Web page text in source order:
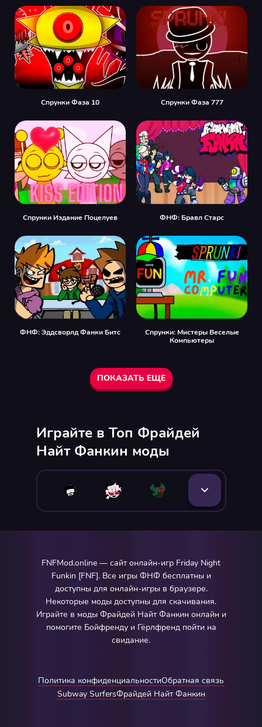
Спрунки Фаза 10 Спрунки Фаза 777
Спрунки Издание Поцелуев ФНФ: Бравл Старс
ФНФ: Эддсворлд Фанки Битс
Спрунки: Мистеры Веселые
Компьютеры
ПОКАЗАТЬ ЕЩЕ
Играйте в Топ Фрайдей
Найт Фанкин моды
FNFMod.online — сайт онлайн-игр Friday Night
Funkin [FNF]. Все игры ФНФ бесплатны и
доступны для онлайн-игры в браузере.
Некоторые моды доступны для скачивания.
Играйте в моды Фрайдей Найт Фанкин онлайн и
помогите Бойфренду и Гёрлфренд пойти на
свидание.
Политика конфиденциальностиОбратная связь
Subway SurfersФрайдей Найт Фанкин